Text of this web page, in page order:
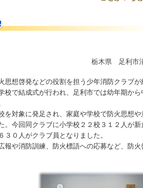
栃木県 足利市
想啓発などの役割を担う少年消防クラブが
で結成式が行われ、足利市では幼年期から
対象に発足され、家庭や学校で防火思想や
今回同クラブに小学校２２校３１２人が新
０人がクラブ員となりました。
や消防訓練、防火標語への応募など、防火